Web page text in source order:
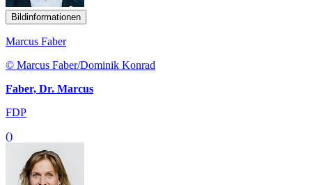
Bildinformationen
Marcus Faber
© Marcus Faber/Dominik Konrad
Faber, Dr. Marcus
FDP
()